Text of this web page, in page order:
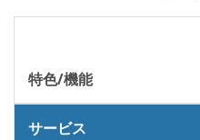
特色/機能
サービス